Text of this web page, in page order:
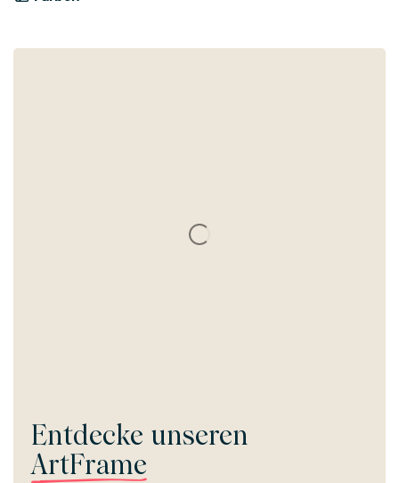
Entdecke unseren
ArtFrame